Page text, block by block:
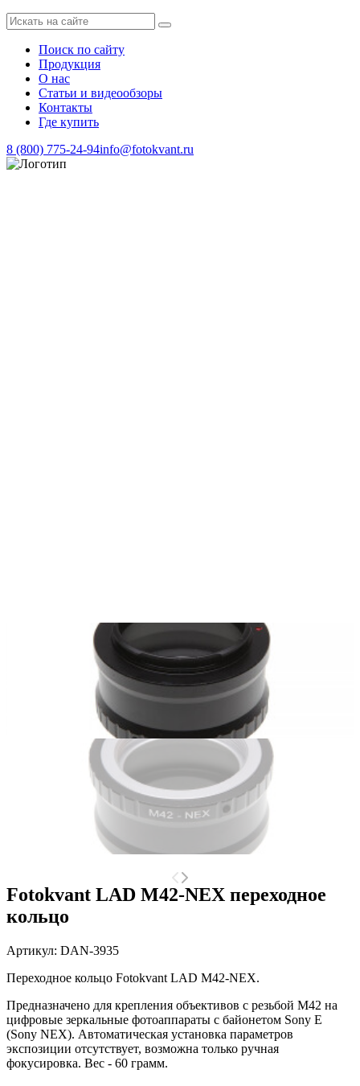
Поиск по сайту
Продукция
О нас
Статьи и видеообзоры
Контакты
Где купить
8 (800) 775-24-94info@fotokvant.ru
Fotokvant LAD M42-NEX переходное
кольцо
Артикул: DAN-3935
Переходное кольцо Fotokvant LAD M42-NEX.
Предназначено для крепления объективов с резьбой М42 на
цифровые зеркальные фотоаппараты с байонетом Sony E
(Sony NEX). Автоматическая установка параметров
экспозиции отсутствует, возможна только ручная
фокусировка. Вес - 60 грамм.